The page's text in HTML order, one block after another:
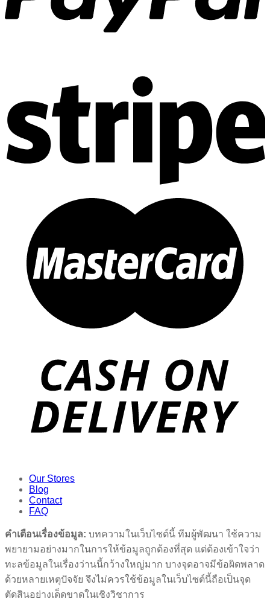
Our Stores
Blog
Contact
FAQ
คำเตือนเรื่องข้อมูล: บทความในเว็บไซต์นี้ ทีมผู้พัฒนา ใช้ความ
พยายามอย่างมากในการให้ข้อมูลถูกต้องที่สุด แต่ต้องเข้าใจว่า
ทะลข้อมูลในเรื่องว่านนี้กว้างใหญ่มาก บางจุดอาจมีข้อผิดพลาด
ด้วยหลายเหตุปัจจัย จึงไม่ควรใช้ข้อมูลในเว็บไซต์นี้ถือเป็นจุด
ตัดสินอย่างเด็ดขาดในเชิงวิชาการ